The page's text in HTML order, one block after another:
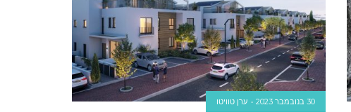
30 בנובמבר 2023 ערן טוויטו